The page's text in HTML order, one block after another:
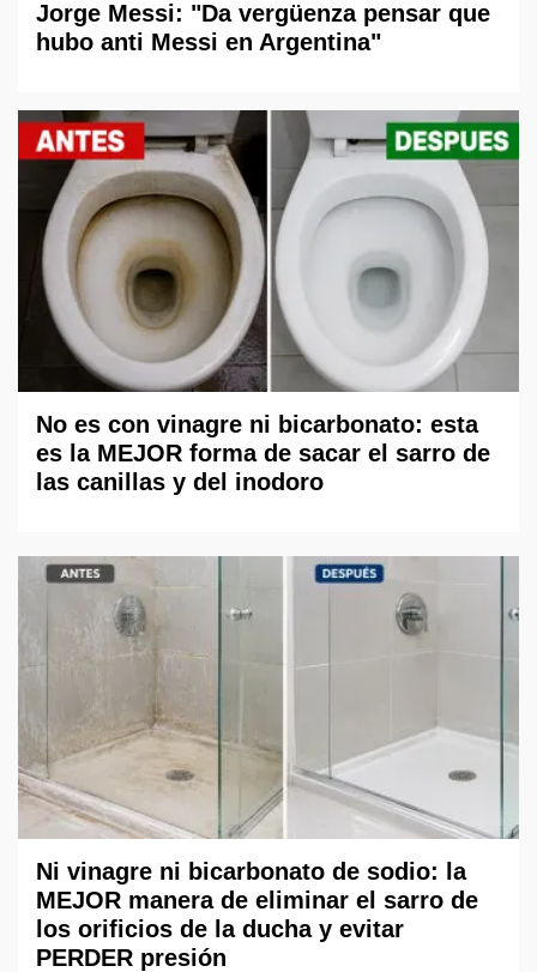
Jorge Messi: "Da vergüenza pensar que
hubo anti Messi en Argentina"
No es con vinagre ni bicarbonato: esta
es la MEJOR forma de sacar el sarro de
las canillas y del inodoro
Ni vinagre ni bicarbonato de sodio: la
MEJOR manera de eliminar el sarro de
los orificios de la ducha y evitar
PERDER presión